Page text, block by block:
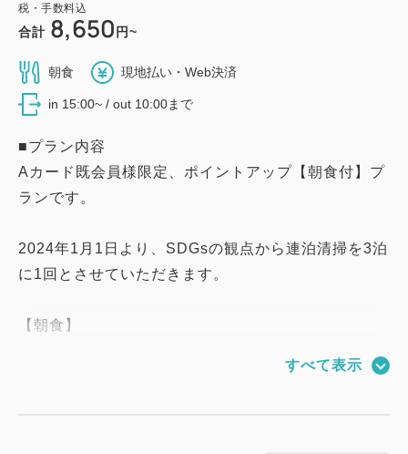
税・手数料込
合計 8,650 円~
朝食 現地払い・Web決済
in 15:00~ / out 10:00まで
■プラン内容
Aカード既会員様限定、ポイントアップ【朝食付】プ
ランです。
2024年1月1日より、SDGsの観点から連泊清掃を3泊
に1回とさせていただきます。
【朝食】
で提供！AM6：30～AM9：00(最終入店8：45)
すべて表示